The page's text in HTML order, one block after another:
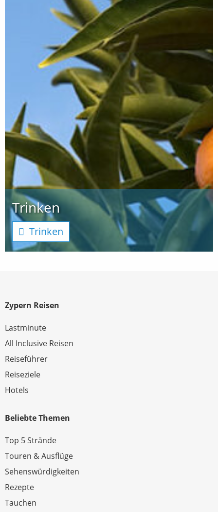
Trinken
Trinken
Zypern Reisen
Lastminute
All Inclusive Reisen
Reiseführer
Reiseziele
Hotels
Beliebte Themen
Top 5 Strände
Touren & Ausflüge
Sehenswürdigkeiten
Rezepte
Tauchen